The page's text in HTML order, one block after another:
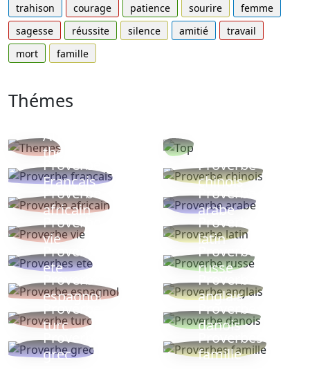
trahison
courage patience sourire
femme
sagesse
réussite silence amitié
travail
mort
famille
Thémes
Autres
thèmes
Proverbe
Français
Proverbe
chinois
Proverbe
africain
Proverbe
arabe
Proverbe
vie
Proverbe
latin
Proverbes
ete
Proverbe
russe
Proverbe
espagnol
Proverbe
anglais
Proverbe
turc
Proverbe
danois
Proverbe
grec
Proverbes
famille